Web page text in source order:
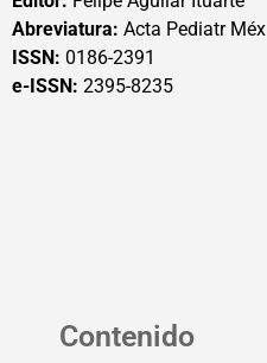
Abreviatura: Acta Pediatr Méx
ISSN: 0186-2391
e-ISSN: 2395-8235
Contenido